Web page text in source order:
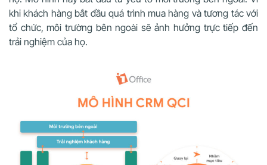
khi khách hàng bắt đầu quá trình mua hàng và tương tác với
tổ chức, môi trường bên ngoài sẽ ảnh hưởng trực tiếp đến
trải nghiệm của họ.